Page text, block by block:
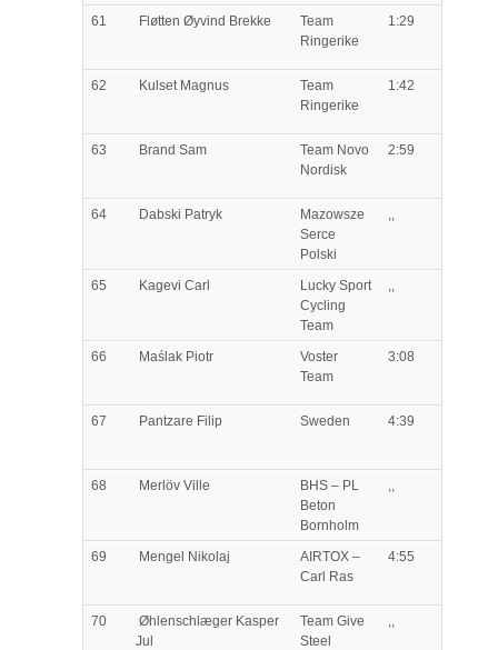
61 Fløtten Øyvind Brekke
Team
Ringerike
1:29
62 KulsetMagnus
Team
Ringerike
1:42
63 Brand Sam
Team Novo
Nordisk
2:59
64 Dabski Patryk
Mazowsze
Serce
Polski
,,
65 Kagevi Carl
Lucky Sport
Cycling
Team
,,
66 Maślak Piotr
Voster
Team
3:08
67 Pantzare Filip Sweden 4:39
68 Merlöv Ville
BHS – PL
Beton
Bornholm
,,
69 Mengel Nikolaj
AIRTOX –
Carl Ras
4:55
70 Øhlenschlæger Kasper
Jul
Team Give
Steel
,,